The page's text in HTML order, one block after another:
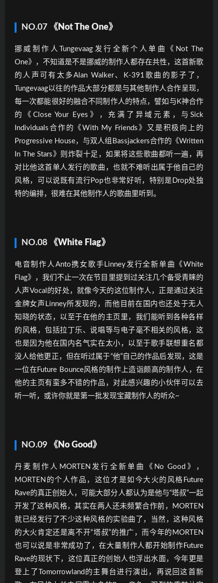
NO.07 《Not The One》
挪威制作人Tungevaag发行全新个人单曲《Not The
One》，不知道是不是挪威的制作人都存在共性，这首新歌
的人声可有太多Alan Walker、K-391歌曲的影子了，
Tungevaag以往的作品大部分都是与其他制作人合作呈现，
每一次都能很好的融合不同制作人的特点，譬如与K神合作
的《Close Your Eyes》，充满了异域元素，与Sick
Individuals合作的《With My Friends》又是积极向上的
Progressive House，与双人组Bassjackers合作的《Written
In The Stars》则炸裂十足，如果将这些歌曲都听一遍，再
对比他这首单人发行的歌曲，也就不难听出属于他自己的
风格，可以说既有流行Pop也非常好听，特别是Drop处独
特的编排，很难在其他制作人的歌曲里听到。
NO.08 《White Flag》
电音制作人Anto携女歌手Linney发行全新单曲《White
Flag》，我们不止一次在节目里提到过关注几个备受青睐的
人声Vocal的好处，就像今天的这位制作人，正是通过关注
金牌女声Linney所发现的，而他目前在国内也还处于无人
知晓的状态，以至于在他的主页里，我们能听到各种各样
的风格，包括拉丁乐、说唱等与电子毫不相关的风格，这
也是因为他在国内名气实在太小，以至于歌手联想重名都
没人给他更正，但在听过属于“他”自己的作品后发现，这是
一位在Future Bounce风格的制作上造诣颇高的制作人，在
他的主页有蛮多不错的作品，对此感兴趣的小伙伴可以去
听一听，或许你就是第一批发现宝藏制作人的听众~
NO.09 《No Good》
丹麦制作人MORTEN发行全新单曲《No Good》，
MORTEN的个人作品，这位才是如今大火的风格Future
Rave的真正创始人，可能大部分人都认为是他与“塔叔”一起
开发了这种风格，其实在两人还未频繁合作前，MORTEN
就已经发行了不少这种风格的实验曲了，当然，这种风格
的大火肯定还是离不开“塔叔”的推广，而今年的MORTEN
也可以说是非常成功了，在大量制作人都开始制作Future
Rave的现状下，这位真正的创始人也浮出水面，今年更是
登上了Tomorrowland的主舞台进行演出，再说回这首新